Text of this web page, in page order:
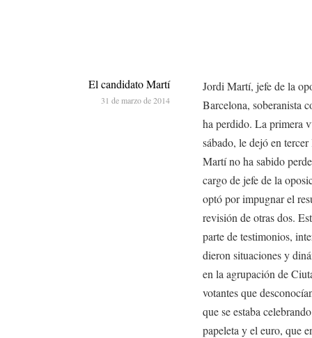
Jordi Martí, jefe de la
Barcelona, soberanista
ha perdido. La primera
sábado, le dejó en
Martí no ha sabido
cargo de jefe de la
optó por impugnar el
revisión de otras dos.
parte de testimonios,
dieron situaciones y
en la agrupación de
votantes que
que se estaba
papeleta y el euro, que
El candidato Martí
31 de marzo de 2014